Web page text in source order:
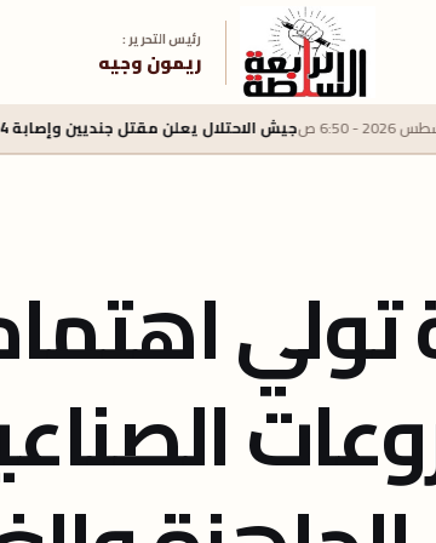
رئيس التحرير :
ريمون وجيه
يعلن مقتل جنديين وإصابة 4 بجروح خطرة في جنوب لبنان